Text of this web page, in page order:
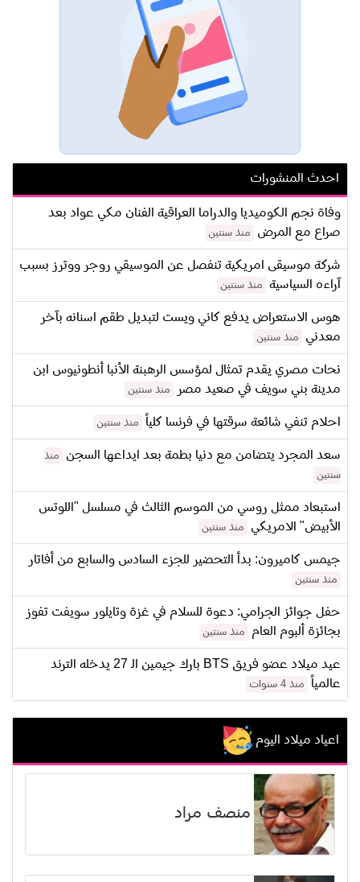
احدث المنشورات
وفاة نجم الكوميديا والدراما العراقية الفنان مكي عواد بعد
صراع مع المرض
منذ سنتين
شركة موسيقى امريكية تنفصل عن الموسيقي روجر ووترز بسبب
آراءه السياسية
منذ سنتين
هوس الاستعراض يدفع كاني ويست لتبديل طقم اسنانه بآخر
معدني
منذ سنتين
نحات مصري يقدم تمثال لمؤسس الرهبنة الأنبا أنطونيوس ابن
مدينة بني سويف في صعيد مصر
منذ سنتين
احلام تنفي شائعة سرقتها في فرنسا كلياً منذ سنتين
سعد المجرد يتضامن مع دنيا بطمة بعد ايداعها السجن
منذ
سنتين
استبعاد ممثل روسي من الموسم الثالث في مسلسل "اللوتس
الأبيض" الامريكي
منذ سنتين
جيمس كاميرون: بدأ التحضير للجزء السادس والسابع من أفاتار
منذ سنتين
حفل جوائز الجرامي: دعوة للسلام في غزة وتايلور سويفت تفوز
بجائزة ألبوم العام
منذ سنتين
عيد ميلاد عضو فريق BTS بارك جيمين الـ 27 يدخله الترند
عالمياً
منذ 4 سنوات
اعياد ميلاد اليوم
منصف مراد